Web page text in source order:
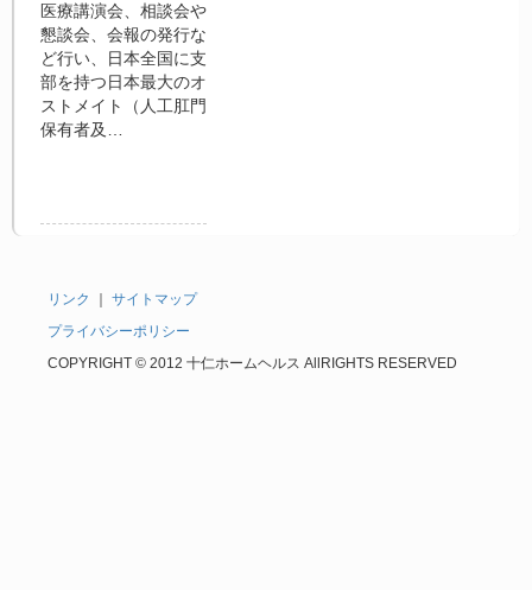
医療講演会、相談会や
懇談会、会報の発行な
ど行い、日本全国に支
部を持つ日本最大のオ
ストメイト（人工肛門
保有者及…
リンク
サイトマップ
プライバシーポリシー
COPYRIGHT © 2012 十仁ホームヘルス AllRIGHTS RESERVED